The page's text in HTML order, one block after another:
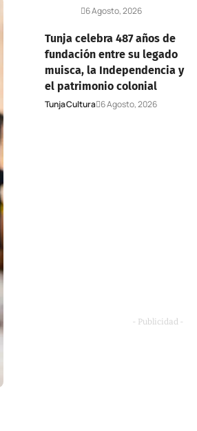
6 Agosto, 2026
Tunja celebra 487 años de
fundación entre su legado
muisca, la Independencia y
el patrimonio colonial
TunjaCultura 6 Agosto, 2026
- Publicidad -